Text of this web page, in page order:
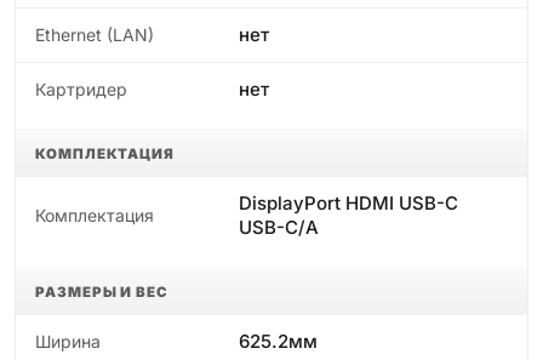
Ethernet (LAN) нет
Картридер нет
КОМПЛЕКТАЦИЯ
Комплектация
DisplayPort HDMI USB-C
USB-C/A
РАЗМЕРЫ И ВЕС
Ширина 625.2мм